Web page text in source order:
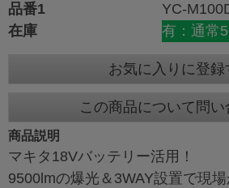
品番1
YC-
在庫
有：通常
お気に入りに登録
この商品について問い
商品説明
マキタ18Vバッテリー活用！
9500lmの爆光＆3WAY設置で現